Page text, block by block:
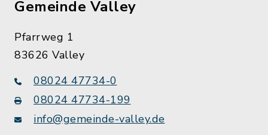
Gemeinde Valley
Pfarrweg 1
83626 Valley
08024 47734-0
08024 47734-199
info@gemeinde-valley.de